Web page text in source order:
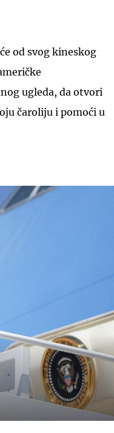
od svog kineskog
ugleda, da otvori
čaroliju i pomoći u
NOTIFIKACIJE